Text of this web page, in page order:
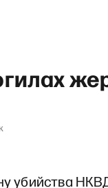
убийства